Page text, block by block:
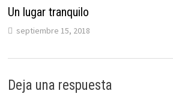
Un lugar tranquilo
septiembre 15, 2018
Deja una respuesta